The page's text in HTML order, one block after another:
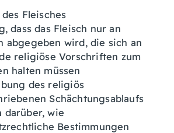
Fleisches
dass das Fleisch nur an
abgegeben wird, die sich an
religiöse Vorschriften zum
halten müssen
des religiös
Schächtungsablaufs
darüber, wie
Bestimmungen